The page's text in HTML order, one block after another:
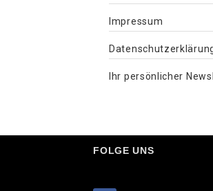
Impressum
Ihr persönlicher
FOLGE UNS